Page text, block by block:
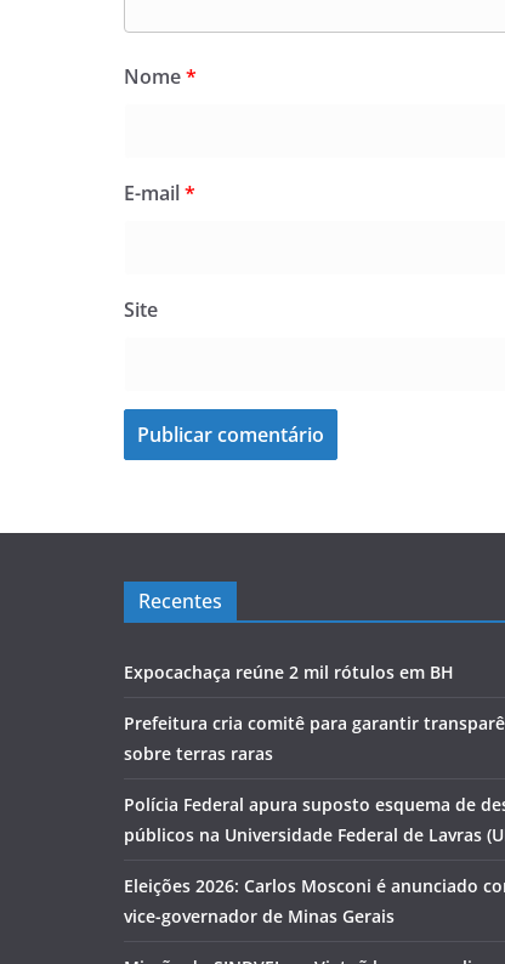
Nome*
E-mail*
Site
Recentes
Expocachaça reúne 2 mil rótulos em BH
Prefeitura cria comitê para garantir
sobre terras raras
Polícia Federal apura suposto esquema de
públicos na Universidade Federal de Lavras
Eleições 2026: Carlos Mosconi é anunciado
vice-governador de Minas Gerais